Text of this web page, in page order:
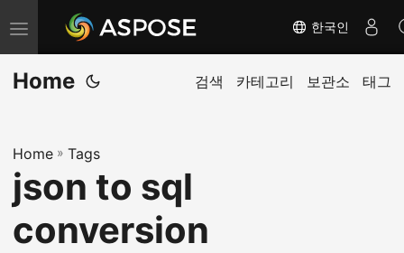
내
비
게
전
환
한국인
Home 검색 카테고리 보관소 태그
Home » Tags
json to sql
conversion